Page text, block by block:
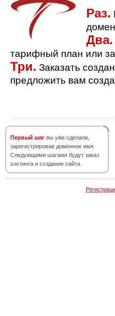
Раз.
Два.
тарифный план или
Три. Заказать
предложить вам
Первый шаг вы уже сделали,
зарегистрировав доменное имя.
Следующими шагами будут заказ
хостинга и создание сайта.